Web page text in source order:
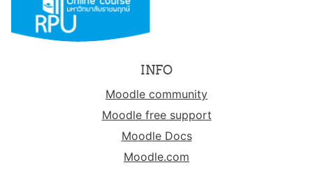
INFO
Moodle community
Moodle free support
Moodle Docs
Moodle.com